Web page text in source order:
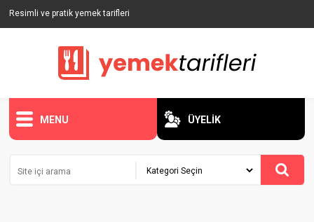
Resimli ve pratik yemek tarifleri
MENU ÜYELİK